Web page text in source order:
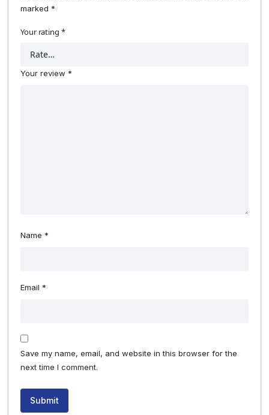
marked *
Your rating *
Your review *
Name *
Email *
Save my name, email, and website in this browser for the
next time I comment.